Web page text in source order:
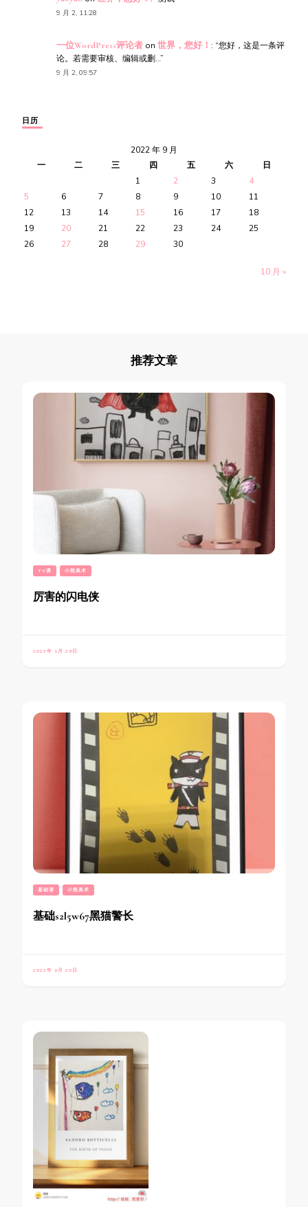
9 月 2, 11:28
一位WordPress评论者 on 世界，您好！ : “您好，这是一条评
论。若需要审核、编辑或删…”
9 月 2, 09:57
日历
2022 年 9 月
一
二 三 四 五 六
日
1
2 3
4
5
6 7 8 9 10
11
12
13 14 15 16 17
18
19
20 21 22 23 24
25
26
27 28 29 30
10 月 »
推荐文章
TV课 小熊美术
厉害的闪电侠
2023年 1月 28日
基础课 小熊美术
基础s2l5w67黑猫警长
2022年 9月 20日